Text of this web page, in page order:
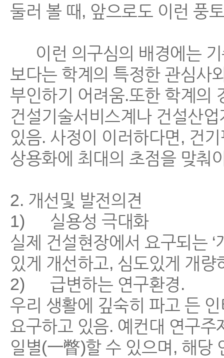
둘러 볼 때, 앞으로도 이런 풍
이런 의구심의 배경에는 기
보다는 학계의 특정한 관심사
부인하기 어려움.또한 학계의
건설기술서비스계나 건설산
있음. 사정이 이러하다면, 건
상용화에 최대의 초점을 맞춰
2. 개선및 발전의견
1) 실용성 극대화
실제 건설현장에서 요구되는
있게 개선하고, 심도있게 개
2) 급변하는 연구환경.
우리 생활에 깊숙히 파고 든
요구하고 있음. 예컨대 연구
일별(一瞥)할 수 있으며, 해당